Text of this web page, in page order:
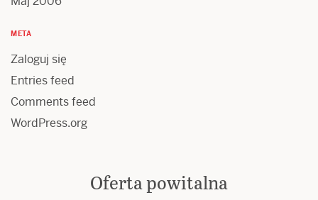
META
Zaloguj się
Entries feed
Comments feed
WordPress.org
Oferta powitalna